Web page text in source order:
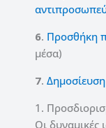
6. Προσθήκη
μέσα)
7.
1.
Οι δυναμικές